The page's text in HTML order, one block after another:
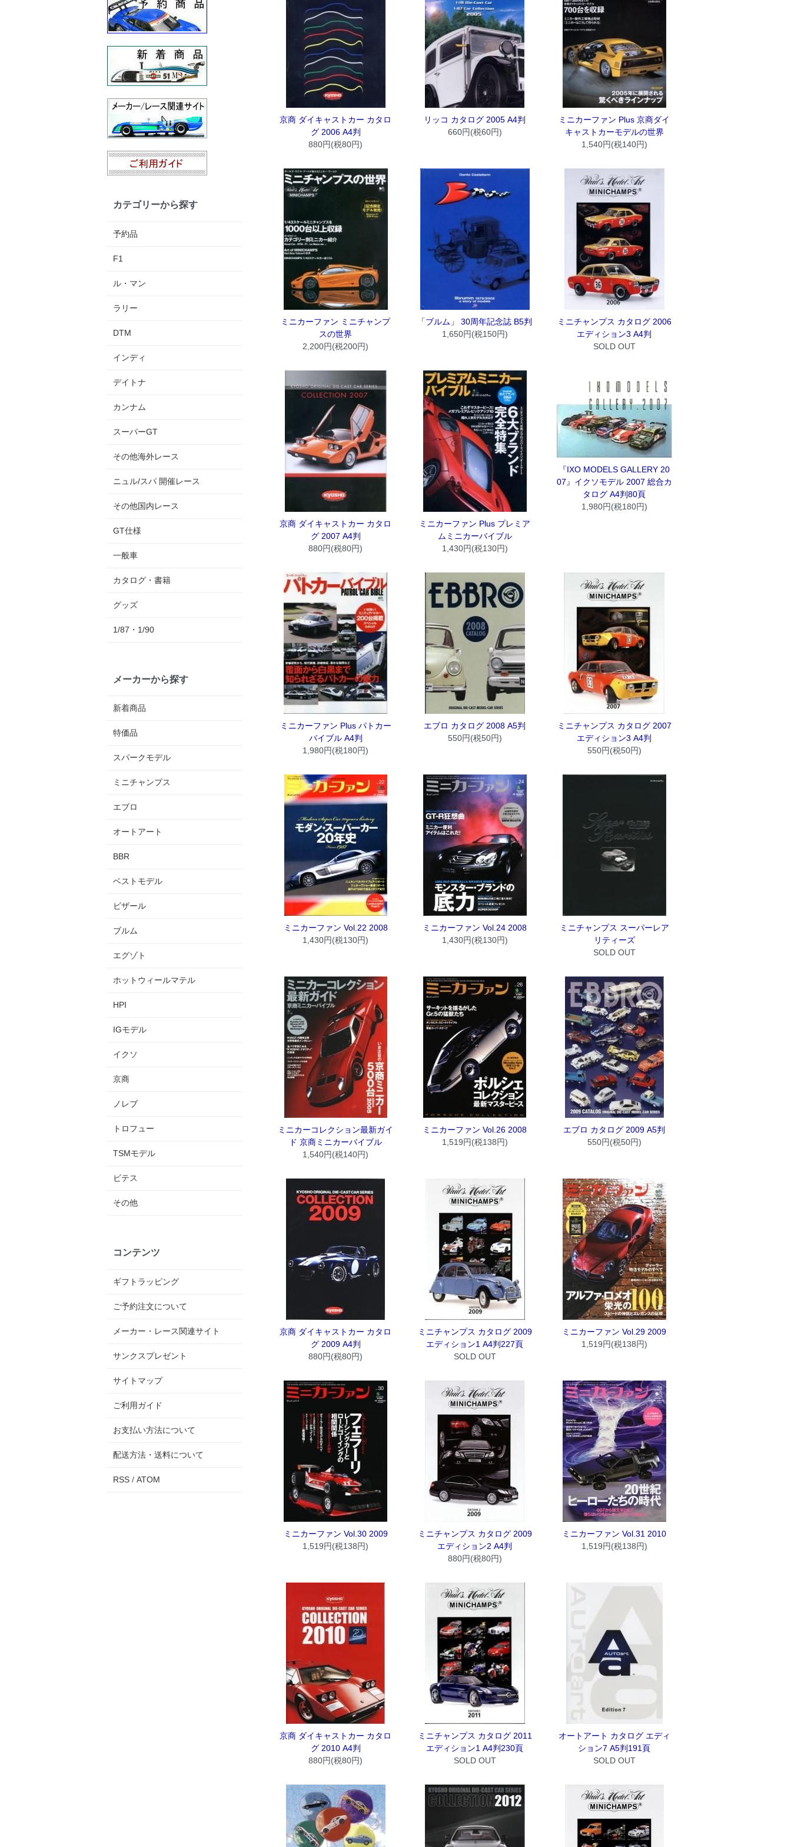
京商 ダイキャストカー カタロ
グ 2006 A4判
880円(税80円)
リッコ カタログ 2005 A4判
660円(税60円)
ミニカーファン Plus 京商ダイ
キャストカーモデルの世界
1,540円(税140円)
ミニカーファン ミニチャンプ
スの世界
2,200円(税200円)
「ブルム」 30周年記念誌 B5判
1,650円(税150円)
ミニチャンプス カタログ 2006
エディション3 A4判
SOLD OUT
京商 ダイキャストカー カタロ
グ 2007 A4判
880円(税80円)
ミニカーファン Plus プレミア
ムミニカーバイブル
1,430円(税130円)
『IXO MODELS GALLERY 20
07』イクソモデル 2007 総合カ
タログ A4判80頁
1,980円(税180円)
ミニカーファン Plus パトカー
バイブル A4判
1,980円(税180円)
エブロ カタログ 2008 A5判
550円(税50円)
ミニチャンプス カタログ 2007
エディション3 A4判
550円(税50円)
ミニカーファン Vol.22 2008
1,430円(税130円)
ミニカーファン Vol.24 2008
1,430円(税130円)
ミニチャンプス スーパーレア
リティーズ
SOLD OUT
ミニカーコレクション最新ガイ
ド 京商ミニカーバイブル
1,540円(税140円)
ミニカーファン Vol.26 2008
1,519円(税138円)
エブロ カタログ 2009 A5判
550円(税50円)
京商 ダイキャストカー カタロ
グ 2009 A4判
880円(税80円)
ミニチャンプス カタログ 2009
エディション1 A4判227頁
SOLD OUT
ミニカーファン Vol.29 2009
1,519円(税138円)
ミニカーファン Vol.30 2009
1,519円(税138円)
ミニチャンプス カタログ 2009
エディション2 A4判
880円(税80円)
ミニカーファン Vol.31 2010
1,519円(税138円)
京商 ダイキャストカー カタロ
グ 2010 A4判
880円(税80円)
ミニチャンプス カタログ 2011
エディション1 A4判230頁
SOLD OUT
オートアート カタログ エディ
ション7 A5判191頁
SOLD OUT
カテゴリーから探す
予約品
F1
ル・マン
ラリー
DTM
インディ
デイトナ
カンナム
スーパーGT
その他海外レース
ニュル/スパ 開催レース
その他国内レース
GT仕様
一般車
カタログ・書籍
グッズ
1/87・1/90
メーカーから探す
新着商品
特価品
スパークモデル
ミニチャンプス
エブロ
オートアート
BBR
ベストモデル
ビザール
ブルム
エグゾト
ホットウィールマテル
HPI
IGモデル
イクソ
京商
ノレブ
トロフュー
TSMモデル
ビテス
その他
コンテンツ
ギフトラッピング
ご予約注文について
メーカー・レース関連サイト
サンクスプレゼント
サイトマップ
ご利用ガイド
お支払い方法について
配送方法・送料について
RSS / ATOM